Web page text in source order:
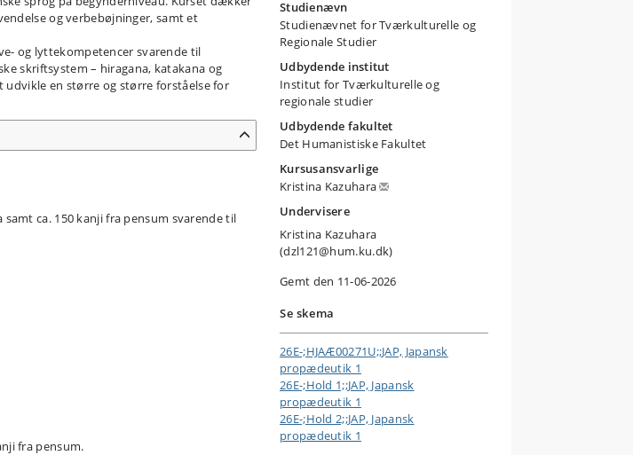
og verbebøjninger, samt et
og lyttekompetencer svarende til
skriftsystem – hiragana, katakana og
en større og større forståelse for
ca. 150 kanji fra pensum svarende til
fra pensum.
Studienævn
Studienævnet for Tværkulturelle og
Regionale Studier
Udbydende institut
Institut for Tværkulturelle og
regionale studier
Udbydende fakultet
Det Humanistiske Fakultet
Kursusansvarlige
Kristina Kazuhara
Undervisere
Kristina Kazuhara
(dzl121@hum.ku.dk)
Gemt den 11-06-2026
Se skema
26E-;HJAÆ00271U;;JAP, Japansk
propædeutik 1
26E-;Hold 1;;JAP, Japansk
propædeutik 1
26E-;Hold 2;;JAP, Japansk
propædeutik 1